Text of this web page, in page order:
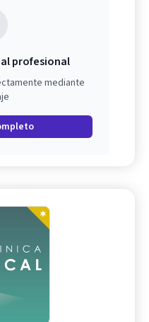
profesional
mediante